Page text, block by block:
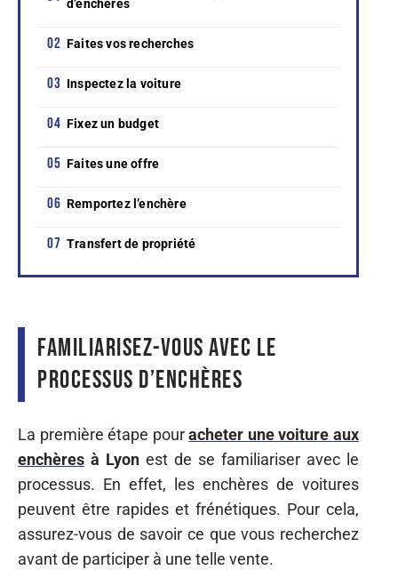
d’enchères
Faites vos recherches
Inspectez la voiture
Fixez un budget
Faites une offre
Remportez l’enchère
Transfert de propriété
Familiarisez-vous avec le
processus d’enchères
La première étape pouracheter une voiture aux
enchères à Lyon est de se familiariser avec le
processus. En effet, les enchères de voitures
peuvent être rapides et frénétiques. Pour cela,
assurez-vous de savoir ce que vous recherchez
avant de participer à une telle vente.